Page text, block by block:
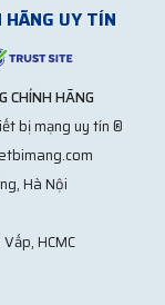
UY TÍN
CHÍNH HÃNG
bị mạng uy tín ®
Hà Nội
HCMC